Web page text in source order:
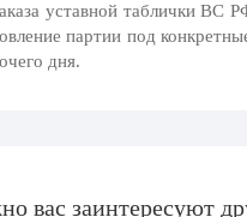
Международный женский
уставной таблички ВС
партии под
дня.
вас заинтересуют